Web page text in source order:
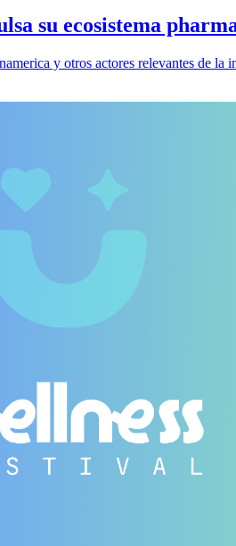
su ecosistema
y otros actores relevantes de la